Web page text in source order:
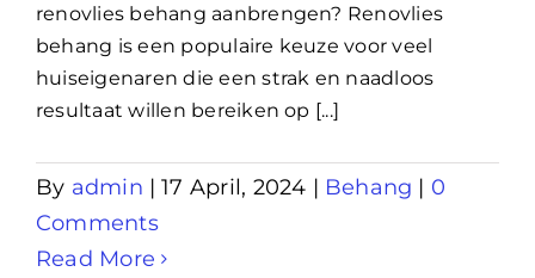
renovlies behang aanbrengen? Renovlies
behang is een populaire keuze voor veel
huiseigenaren die een strak en naadloos
resultaat willen bereiken op [...]
By admin | 17 April, 2024 | Behang | 0
Comments
Read More